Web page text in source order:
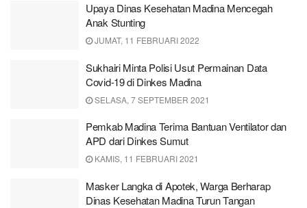
Upaya Dinas Kesehatan Madina Mencegah
Anak Stunting
JUMAT, 11 FEBRUARI 2022
Sukhairi Minta Polisi Usut Permainan Data
Covid-19 di Dinkes Madina
SELASA, 7 SEPTEMBER 2021
Pemkab Madina Terima Bantuan Ventilator dan
APD dari Dinkes Sumut
KAMIS, 11 FEBRUARI 2021
Masker Langka di Apotek, Warga Berharap
Dinas Kesehatan Madina Turun Tangan